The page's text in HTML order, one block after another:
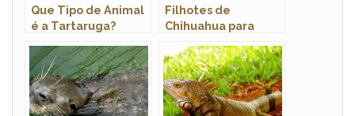
Que Tipo de Animal
é a Tartaruga?
Mamífero?
Filhotes de
Chihuahua para
Encontrar?